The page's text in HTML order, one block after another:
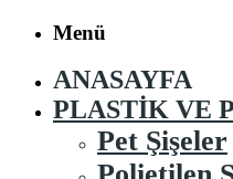
Menü
ANASAYFA
PLASTIK VE
Pet Şişeler